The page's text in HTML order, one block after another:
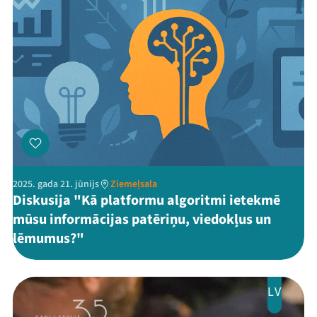
ThreadsFacebookYoutube
X Instagram
Flick TikTok
2025. gada 21. jūnijs Ziemeļsala
Diskusija "Kā platformu algoritmi ietekmē
mūsu informācijas patēriņu, viedokļus un
lēmumus?"
LV